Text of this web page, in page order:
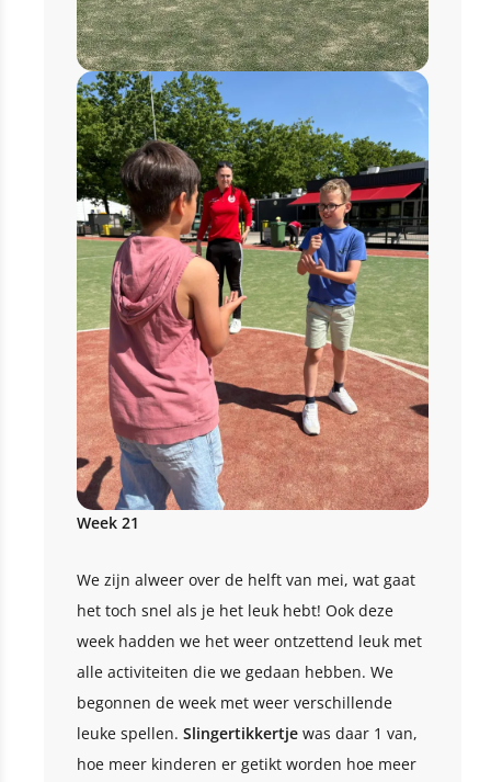
Week 21
We zijn alweer over de helft van mei, wat gaat
het toch snel als je het leuk hebt! Ook deze
week hadden we het weer ontzettend leuk met
alle activiteiten die we gedaan hebben. We
begonnen de week met weer verschillende
leuke spellen. Slingertikkertje was daar 1 van,
hoe meer kinderen er getikt worden hoe meer